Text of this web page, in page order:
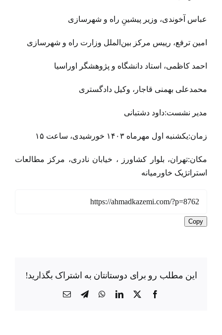
عباس آخوندی، وزیر پیشینِ راه و شهرسازی
امین ترفع،‌ رییس مرکز بین‌الملل وزارت راه و شهرسازی
احمد کاظمی،‌ استاد دانشگاه و پژوهشگر اوراسیا
محمدعلی بهمنی قاجار، وکیل دادگستری
مدیر نشست:داود دشتبانی
زمان:یکشنبه اول مهرماه ۱۴۰۳ خورشیدی، ساعت ۱۵
مکان:تهران، بلوار کشاورز ، خیابان نادری، مرکز مطالعات
استراتژیک خاورمیانه
Copy
این مطلب رو برای دوستانتان به اشتراک بگذارید!
Facebook
X
LinkedIn
WhatsApp
Telegramایمیل